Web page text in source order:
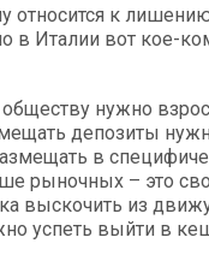
относится к
в Италии вот кое-
нужно
депозиты
в
рыночных – это
выскочить из
успеть выйти в